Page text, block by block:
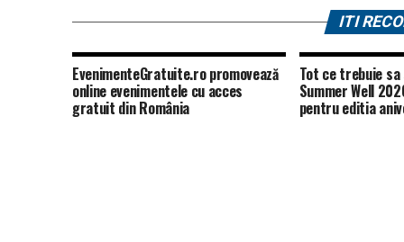
ITI
EvenimenteGratuite.ro promovează
online evenimentele cu acces
gratuit din România
Tot ce trebuie
Summer Well
pentru editia